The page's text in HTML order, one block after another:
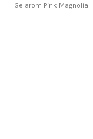
Gelarom Pink Magnolia